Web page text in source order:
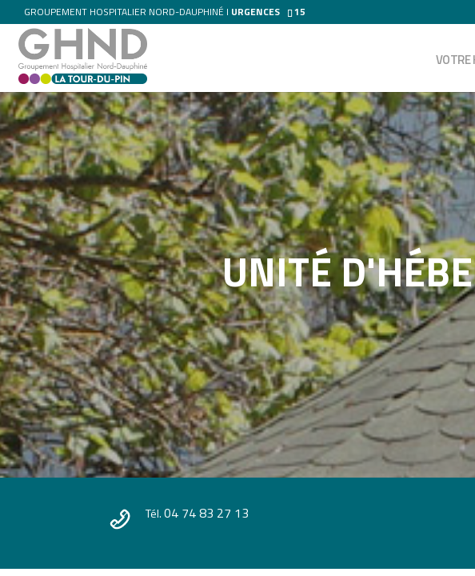
GROUPEMENT HOSPITALIER NORD-DAUPHINÉ I URGENCES 15
VOTRE
UNITÉ
Tél.04 74 83 27 13